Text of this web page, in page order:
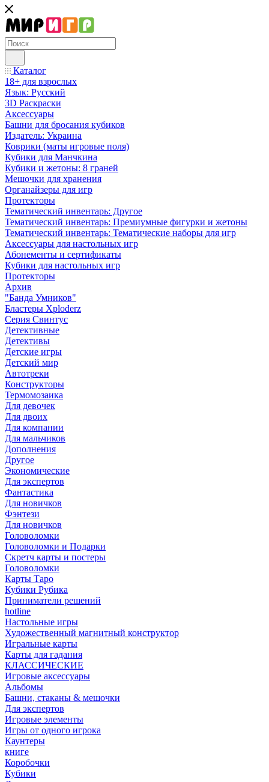
Каталог
18+ для взрослых
Язык: Русский
3D Раскраски
Аксессуары
Башни для бросания кубиков
Издатель: Украина
Коврики (маты игровые поля)
Кубики для Манчкина
Кубики и жетоны: 8 граней
Мешочки для хранения
Органайзеры для игр
Протекторы
Тематический инвентарь: Другое
Тематический инвентарь: Премиумные фигурки и жетоны
Тематический инвентарь: Тематические наборы для игр
Аксессуары для настольных игр
Абонементы и сертификаты
Кубики для настольных игр
Протекторы
Архив
"Банда Умников"
Бластеры Xploderz
Cерия Свинтус
Детективные
Детективы
Детские игры
Детский мир
Автотреки
Конструкторы
Термомозаика
Для девочек
Для двоих
Для компании
Для мальчиков
Дополнения
Другое
Экономические
Для экспертов
Фантастика
Для новичков
Фэнтези
Для новичков
Головоломки
Головоломки и Подарки
Cкретч карты и постеры
Головоломки
Карты Таро
Кубики Рубика
Приниматели решений
hotline
Настольные игры
Художественный магнитный конструктор
Игральные карты
Карты для гадания
КЛАССИЧЕСКИЕ
Игровые аксессуары
Альбомы
Башни, стаканы & мешочки
Для экспертов
Игровые элементы
Игры от одного игрока
Каунтеры
книге
Коробочки
Кубики